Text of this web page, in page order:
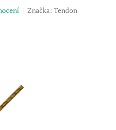
Značka: Tendon